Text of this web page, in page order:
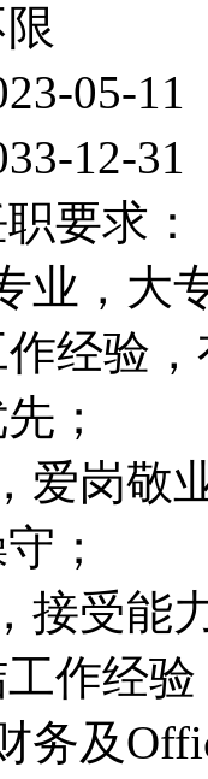
05-11
12-31
要求：
业，大
经验
；
爱岗敬
；
接受能
作经验
务及